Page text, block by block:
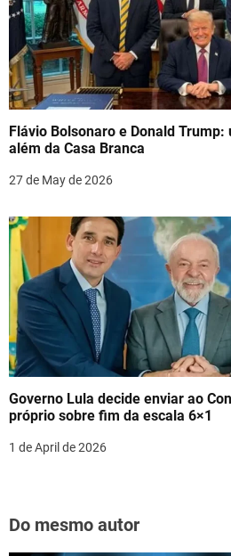
Flávio Bolsonaro e Donald
além da Casa Branca
27 de May de 2026
Governo Lula decide enviar ao
próprio sobre fim da escala 6×1
1 de April de 2026
Do mesmo autor